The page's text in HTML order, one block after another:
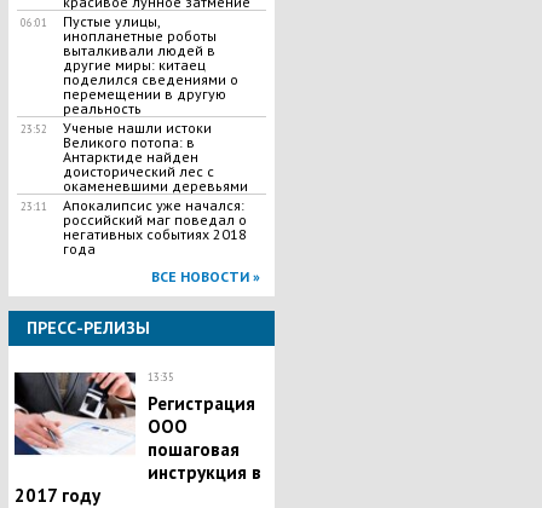
06:01
Пустые улицы,
инопланетные роботы
выталкивали людей в
другие миры: китаец
поделился сведениями о
перемещении в другую
реальность
23:52
Ученые нашли истоки
Великого потопа: в
Антарктиде найден
доисторический лес с
окаменевшими деревьями
23:11
Апокалипсис уже начался:
российский маг поведал о
негативных событиях 2018
года
ВСЕ НОВОСТИ »
ПРЕСС-РЕЛИЗЫ
13:35
Регистрация
ООО
пошаговая
инструкция в
2017 году